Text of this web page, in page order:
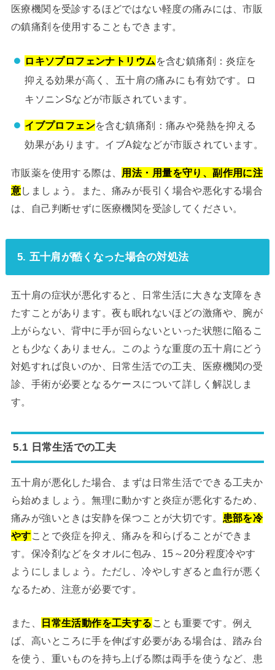
医療機関を受診するほどではない軽度の痛みには、市販
の鎮痛剤を使用することもできます。
ロキソプロフェンナトリウム を含む鎮痛剤：炎症を
抑える効果が高く、五十肩の痛みにも有効です。ロ
キソニンSなどが市販されています。
イブプロフェンを含む鎮痛剤：痛みや発熱を抑える
効果があります。イブA錠などが市販されています。
市販薬を使用する際は、 用法・用量を守り、副作用に注
意しましょう。また、痛みが長引く場合や悪化する場合
は、自己判断せずに医療機関を受診してください。
5. 五十肩が酷くなった場合の対処法
五十肩の症状が悪化すると、日常生活に大きな支障をき
たすことがあります。夜も眠れないほどの激痛や、腕が
上がらない、背中に手が回らないといった状態に陥るこ
とも少なくありません。このような重度の五十肩にどう
対処すれば良いのか、日常生活での工夫、医療機関の受
診、手術が必要となるケースについて詳しく解説しま
す。
5.1 日常生活での工夫
五十肩が悪化した場合、まずは日常生活でできる工夫か
ら始めましょう。無理に動かすと炎症が悪化するため、
痛みが強いときは安静を保つことが大切です。 患部を冷
やすことで炎症を抑え、痛みを和らげることができま
す。保冷剤などをタオルに包み、15～20分程度冷やす
ようにしましょう。ただし、冷やしすぎると血行が悪く
なるため、注意が必要です。
また、 日常生活動作を工夫する ことも重要です。例え
ば、高いところに手を伸ばす必要がある場合は、踏み台
を使う、重いものを持ち上げる際は両手を使うなど、患